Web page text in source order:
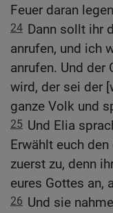
Feuer daran
24 Dann sollt ihr
anrufen, und ich
anrufen. Und der
wird, der sei der
ganze Volk und
25 Und Elia
Erwählt euch
zuerst zu, denn
eures Gottes an,
26 Und sie